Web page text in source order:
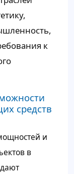
к
средств
и
в